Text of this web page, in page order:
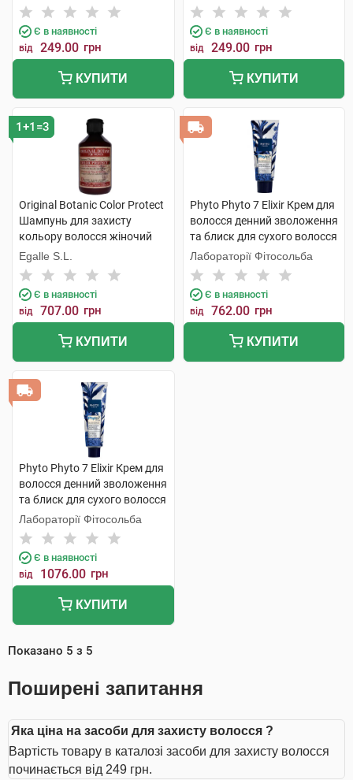
Є в наявності
від 249.00 грн
КУПИТИ
Є в наявності
від 249.00 грн
КУПИТИ
1+1=3
Original Botanic Color Protect
Шампунь для захисту
кольору волосся жіночий
250 мл 1 флакон
Egalle S.L.
Є в наявності
від 707.00 грн
КУПИТИ
Phyto Phyto 7 Elixir Крем для
волосся денний зволоження
та блиск для сухого волосся
50 мл 1 туба
Лабораторії Фітосольба
Є в наявності
від 762.00 грн
КУПИТИ
Phyto Phyto 7 Elixir Крем для
волосся денний зволоження
та блиск для сухого волосся
100 мл 1 шт
Лабораторії Фітосольба
Є в наявності
від 1076.00 грн
КУПИТИ
Показано 5 з 5
Поширені запитання
Яка ціна на засоби для захисту волосся ?
Вартість товару в каталозі засоби для захисту волосся
починається від 249 грн.